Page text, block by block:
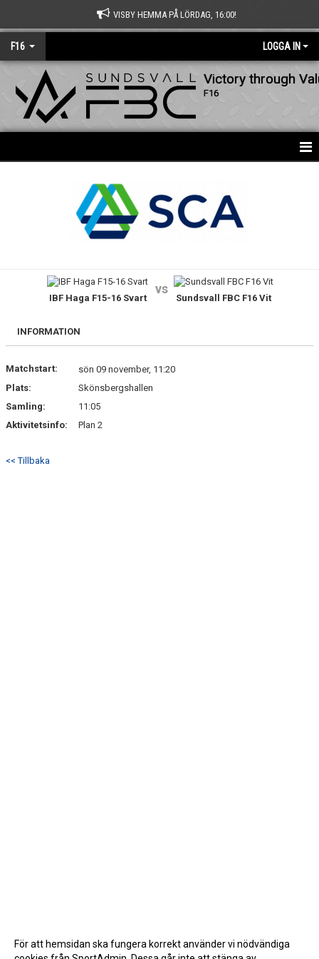
VISBY HEMMA PÅ LÖRDAG, 16:00!
F16 LOGGA IN
Victory through
F16
BILDGALLERI
KONTAKT
IBF Haga F15-16 Svart
vs
Sundsvall FBC F16 Vit
INFORMATION
Matchstart:
sön 09 november, 11:20
Plats:
Skönsbergshallen
Samling:
11:05
Aktivitetsinfo:
Plan 2
<< Tillbaka
För att hemsidan ska fungera korrekt använder vi nödvändiga